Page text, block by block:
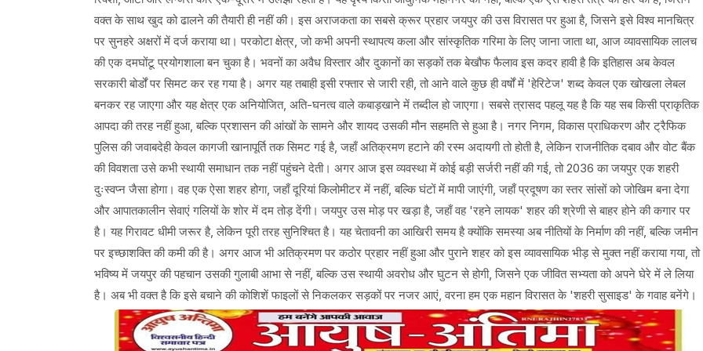
वक्त के साथ खुद को ढालने की तैयारी ही नहीं की। ​इस अराजकता का सबसे क्रूर प्रहार जयपुर की उस विरासत पर हुआ है, जिसने इसे विश्व मानचित्र
पर सुनहरे अक्षरों में दर्ज कराया था। परकोटा क्षेत्र, जो कभी अपनी स्थापत्य कला और सांस्कृतिक गरिमा के लिए जाना जाता था, आज व्यावसायिक लालच
की एक दमघोंटू प्रयोगशाला बन चुका है। भवनों का अवैध विस्तार और दुकानों का सड़कों तक बेखौफ फैलाव इस कदर हावी है कि इतिहास अब केवल
सरकारी बोर्डों पर सिमट कर रह गया है। अगर यह तबाही इसी रफ्तार से जारी रही, तो आने वाले कुछ ही वर्षों में 'हेरिटेज' शब्द केवल एक खोखला लेबल
बनकर रह जाएगा और यह क्षेत्र एक अनियोजित, अति-घनत्व वाले कबाड़खाने में तब्दील हो जाएगा। सबसे त्रासद पहलू यह है कि यह सब किसी प्राकृतिक
आपदा की तरह नहीं हुआ, बल्कि प्रशासन की आंखों के सामने और शायद उसकी मौन सहमति से हुआ है। नगर निगम, विकास प्राधिकरण और ट्रैफिक
पुलिस की जवाबदेही केवल कागजी खानापूर्ति तक सिमट गई है, जहाँ अतिक्रमण हटाने की रस्म अदायगी तो होती है, लेकिन राजनीतिक दबाव और वोट बैंक
की विवशता उसे कभी स्थायी समाधान तक नहीं पहुंचने देती। ​अगर आज इस व्यवस्था में कोई बड़ी सर्जरी नहीं की गई, तो 2036 का जयपुर एक शहरी
दुःस्वप्न जैसा होगा। वह एक ऐसा शहर होगा, जहाँ दूरियां किलोमीटर में नहीं, बल्कि घंटों में मापी जाएंगी, जहाँ प्रदूषण का स्तर सांसों को जोखिम बना देगा
और आपातकालीन सेवाएं गलियों के शोर में दम तोड़ देंगी। जयपुर उस मोड़ पर खड़ा है, जहाँ वह 'रहने लायक' शहर की श्रेणी से बाहर होने की कगार पर
है। यह गिरावट धीमी जरूर है, लेकिन पूरी तरह सुनिश्चित है। यह चेतावनी का आखिरी समय है क्योंकि समस्या अब नीतियों के निर्माण की नहीं, बल्कि जमीन
पर इच्छाशक्ति की कमी की है। अगर आज भी अतिक्रमण पर कठोर प्रहार नहीं हुआ और पुराने शहर को इस व्यावसायिक भीड़ से मुक्त नहीं कराया गया, तो
भविष्य में जयपुर की पहचान उसकी गुलाबी आभा से नहीं, बल्कि उस स्थायी अवरोध और घुटन से होगी, जिसने एक जीवित सभ्यता को अपने घेरे में ले लिया
है। अब भी वक्त है कि इसे बचाने की कोशिशें फाइलों से निकलकर सड़कों पर नजर आएं, वरना हम एक महान विरासत के 'शहरी सुसाइड' के गवाह बनेंगे।